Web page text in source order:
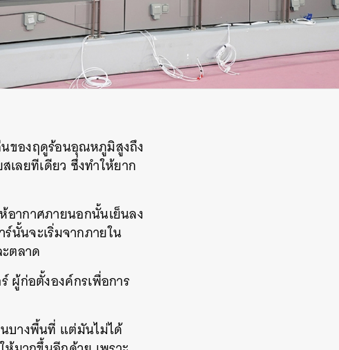
ของฤดูร้อนอุณหภูมิสูงถึง
เลยทีเดียว ซึ่งทำให้ยาก
อากาศภายนอกนั้นเย็นลง
นั้นจะเริ่มจากภายใน
ตลาด
ผู้ก่อตั้งองค์กรเพื่อการ
บางพื้นที่ แต่มันไม่ได้